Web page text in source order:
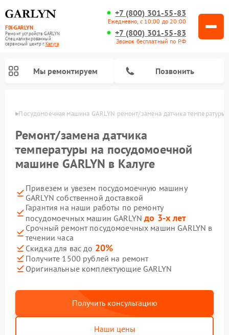
FIX-GARLYN
Ремонт устройств GARLYN
Специализированный
cервисный центр г.Калуга
+7 (800) 301-55-83
Ежедневно, с 10:00 до 20:00
+7 (800) 301-55-83
Звонок бесплатный по РФ
Мы ремонтируем Позвонить
Посудомоечная машина GARLYN ремонт/замена датчика температуры
Ремонт/замена датчика
температуры на посудомоечной
машине GARLYN в Калуге
Привезем и увезем посудомоечную машину
GARLYN собственной доставкой
Гарантия на наши работы по ремонту
посудомоечных машин GARLYNдо 3-х лет
Срочный ремонт посудомоечных машин GARLYN в
течении часа
Скидка для вас до 20%
Получите 1500 рублей на ремонт
Оригинальные комплектующие GARLYN
Получить консультацию
Наши цены